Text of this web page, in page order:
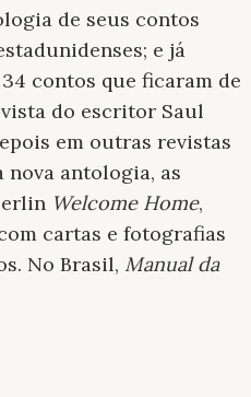
de seus contos
e já
contos que ficaram de
do escritor Saul
em outras revistas
nova antologia, as
Welcome Home,
cartas e fotografias
No Brasil, Manual da